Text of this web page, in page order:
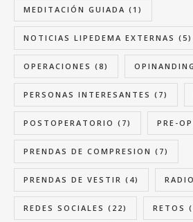
MEDITACIÓN GUIADA (1)
NOTICIAS LIPEDEMA EXTERNAS (5)
OPERACIONES (8) OPINANDING
PERSONAS INTERESANTES (7)
POSTOPERATORIO (7) PRE-
PRENDAS DE COMPRESION (7)
PRENDAS DE VESTIR (4) RADIO
REDES SOCIALES (22) RETOS